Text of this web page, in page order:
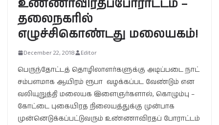
உண்ணாவிரதப்போராட்டம் –
தலைநகரில்
எழுச்சிகொண்டது மலையகம்!
December 22, 2018 Editor
பெருந்தோட்டத் தொழிலாளர்களுக்கு அடிப்படை நாட்
சம்பளமாக ஆயிரம் ரூபா வழக்கப்பட வேண்டும் என
வலியுறுத்தி மலையக இளைஞர்களால், கொழும்பு –
கோட்டை புகையிரத நிலையத்துக்கு முன்பாக
முன்னெடுக்கப்பட்டுவரும் உண்ணாவிரதப் போராட்டம்